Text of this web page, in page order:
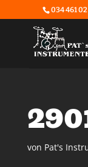
034 461
von Pat's